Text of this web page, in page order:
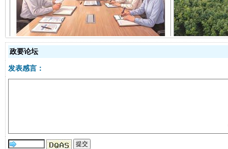
政要论坛
发表感言：